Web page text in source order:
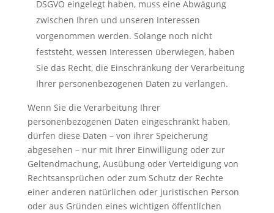
DSGVO eingelegt haben, muss eine Abwägung
zwischen Ihren und unseren Interessen
vorgenommen werden. Solange noch nicht
feststeht, wessen Interessen überwiegen, haben
Sie das Recht, die Einschränkung der Verarbeitung
Ihrer personenbezogenen Daten zu verlangen.
Wenn Sie die Verarbeitung Ihrer
personenbezogenen Daten eingeschränkt haben,
dürfen diese Daten – von ihrer Speicherung
abgesehen – nur mit Ihrer Einwilligung oder zur
Geltendmachung, Ausübung oder Verteidigung von
Rechtsansprüchen oder zum Schutz der Rechte
einer anderen natürlichen oder juristischen Person
oder aus Gründen eines wichtigen öffentlichen